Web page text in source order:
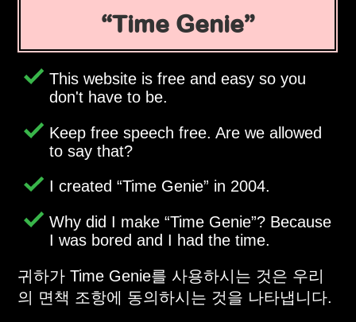
Time Genie
This website is free and easy so you
don't have to be.
Keep free speech free. Are we allowed
to say that?
I created Time Genie in 2004.
Why did I make Time Genie ? Because
I was bored and I had the time.
귀하가 Time Genie를 사용하시는 것은 우리
의 면책 조항에 동의하시는 것을 나타냅니다.